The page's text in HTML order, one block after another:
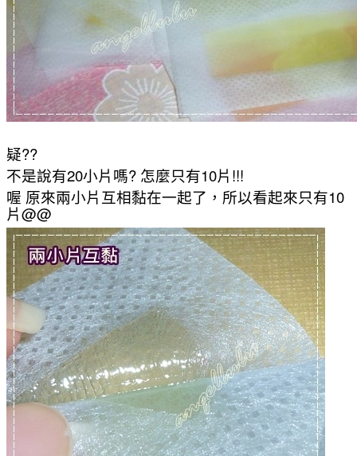
疑??
不是說有20小片嗎? 怎麼只有10片!!!
喔 原來兩小片互相黏在一起了，所以看起來只有10
片@@